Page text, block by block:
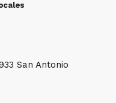
San Antonio